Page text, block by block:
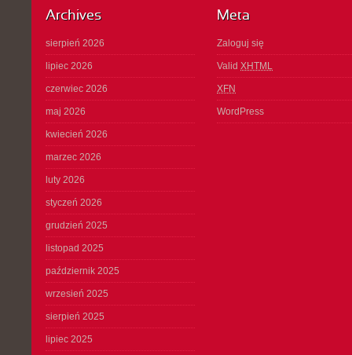
Archives
sierpień 2026
lipiec 2026
czerwiec 2026
maj 2026
kwiecień 2026
marzec 2026
luty 2026
styczeń 2026
grudzień 2025
listopad 2025
październik 2025
wrzesień 2025
sierpień 2025
lipiec 2025
Meta
Zaloguj się
Valid XHTML
XFN
WordPress